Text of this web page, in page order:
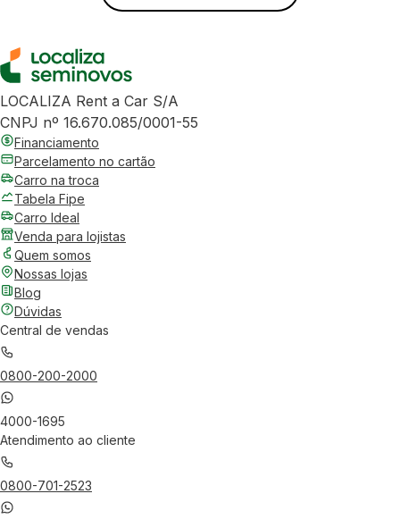
LOCALIZA Rent a Car S/A
CNPJ nº 16.670.085/0001-55
Financiamento
Parcelamento no cartão
Carro na troca
Tabela Fipe
Carro Ideal
Venda para lojistas
Quem somos
Nossas lojas
Blog
Dúvidas
Central de vendas
0800-200-2000
4000-1695
Atendimento ao cliente
0800-701-2523